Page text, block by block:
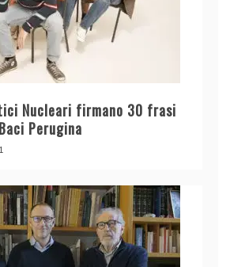
Nucleari firmano 30 frasi
Perugina